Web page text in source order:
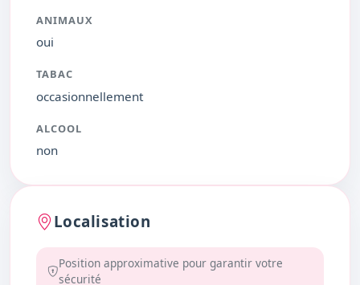
ANIMAUX
oui
TABAC
occasionnellement
ALCOOL
non
Localisation
Position approximative pour garantir votre
sécurité